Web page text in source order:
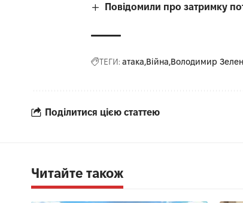
Повідомили про затримку
ТЕГИ: атака Війна Володимир
Поділитися цією статтею
Читайте також